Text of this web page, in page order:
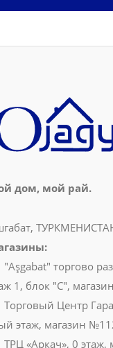
дом, мой рай.
"Aşgabat" торгово
1, блок "C",
Торговый Центр
этаж, магазин
ТРЦ «Аркач», 0 этаж,